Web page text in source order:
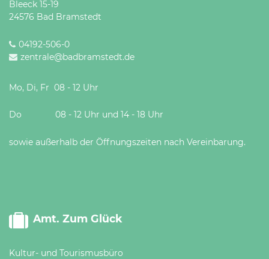
Bleeck 15-19
24576 Bad Bramstedt
04192-506-0
zentrale@badbramstedt.de
Mo, Di, Fr 08 - 12 Uhr
Do 08 - 12 Uhr und 14 - 18 Uhr
sowie außerhalb der Öffnungszeiten nach Vereinbarung.
Amt. Zum Glück
Kultur- und Tourismusbüro